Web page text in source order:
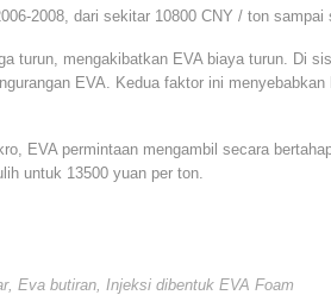
2008, dari sekitar 10800 CNY / ton
turun, mengakibatkan EVA biaya turun. Di
EVA. Kedua faktor ini
EVA permintaan mengambil secara
untuk 13500 yuan per ton.
, Eva butiran, Injeksi dibentuk EVA Foam